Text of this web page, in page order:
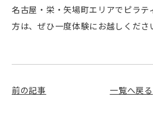
名古屋・栄・矢場町エリアでピラテ
方は、ぜひ一度体験にお越しくださ
前の記事 一覧へ戻る